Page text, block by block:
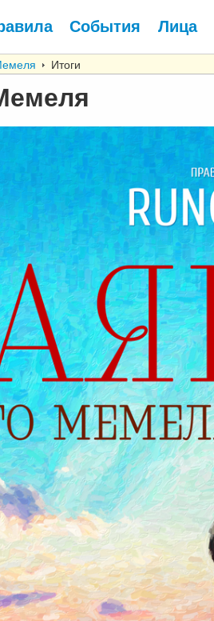
События Лица
Итоги